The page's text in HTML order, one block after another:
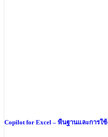
Copilot for Excel – พื้นฐานและการใ